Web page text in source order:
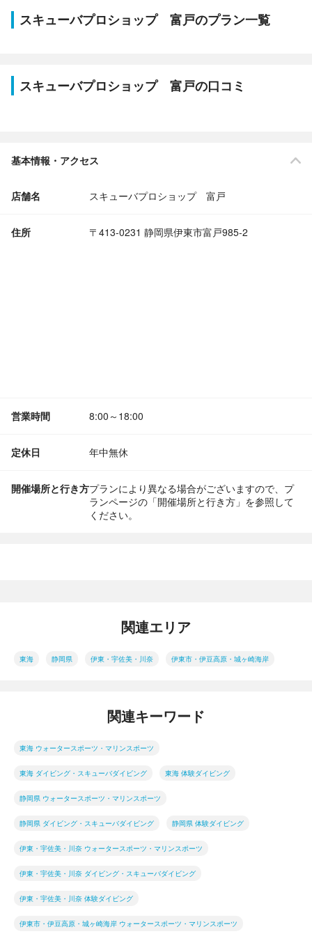
スキューバプロショップ 富戸のプラン一覧
スキューバプロショップ 富戸の口コミ
基本情報・アクセス
店舗名 スキューバプロショップ 富戸
住所 〒413-0231 静岡県伊東市富戸985-2
営業時間 8:00～18:00
定休日 年中無休
開催場所と行き方プランにより異なる場合がございますので、プ
ランページの「開催場所と行き方」を参照して
ください。
関連エリア
東海 静岡県 伊東・宇佐美・川奈 伊東市・伊豆高原・城ヶ崎海岸
関連キーワード
東海 ウォータースポーツ・マリンスポーツ
東海 ダイビング・スキューバダイビング 東海 体験ダイビング
静岡県 ウォータースポーツ・マリンスポーツ
静岡県 ダイビング・スキューバダイビング 静岡県 体験ダイビング
伊東・宇佐美・川奈 ウォータースポーツ・マリンスポーツ
伊東・宇佐美・川奈 ダイビング・スキューバダイビング
伊東・宇佐美・川奈 体験ダイビング
伊東市・伊豆高原・城ヶ崎海岸 ウォータースポーツ・マリンスポーツ